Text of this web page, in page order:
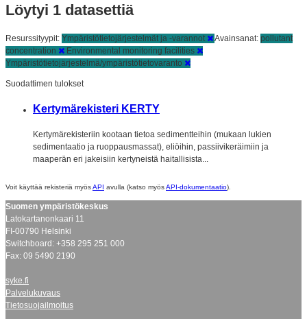
Löytyi 1 datasettiä
Resurssityypit: Ympäristötietojärjestelmät ja -varannot Avainsanat: pollutant
concentration
Environmental monitoring facilities
Ympäristötietojärjestelmä/ympäristötietovaranto
Suodattimen tulokset
Kertymärekisteri KERTY
Kertymärekisteriin kootaan tietoa sedimentteihin (mukaan lukien
sedimentaatio ja ruoppausmassat), eliöihin, passiivikeräimiin ja
maaperän eri jakeisiin kertyneistä haitallisista...
Voit käyttää rekisteriä myösAPI avulla (katso myösAPI-dokumentaatio).
Suomen ympäristökeskus
Latokartanonkaari 11
FI-00790 Helsinki
Switchboard: +358 295 251 000
Fax: 09 5490 2190
syke.fi
Palvelukuvaus
Tietosuojailmoitus